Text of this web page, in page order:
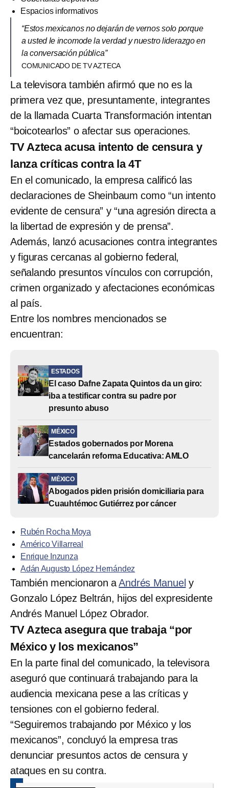
Espacios informativos
“Estos mexicanos no dejarán de vernos solo porque
a usted le incomode la verdad y nuestro liderazgo en
la conversación pública”
COMUNICADO DE TV AZTECA
La televisora también afirmó que no es la
primera vez que, presuntamente, integrantes
de la llamada Cuarta Transformación intentan
“boicotearlos” o afectar sus operaciones.
TV Azteca acusa intento de censura y
lanza críticas contra la 4T
En el comunicado, la empresa calificó las
declaraciones de Sheinbaum como “un intento
evidente de censura” y “una agresión directa a
la libertad de expresión y de prensa”.
Además, lanzó acusaciones contra integrantes
y figuras cercanas al gobierno federal,
señalando presuntos vínculos con corrupción,
crimen organizado y afectaciones económicas
al país.
Entre los nombres mencionados se
encuentran:
ESTADOS
El caso Dafne Zapata Quintos da un giro:
iba a testificar contra su padre por
presunto abuso
MÉXICO
Estados gobernados por Morena
cancelarán reforma Educativa: AMLO
MÉXICO
Abogados piden prisión domiciliaria para
Cuauhtémoc Gutiérrez por cáncer
Rubén Rocha Moya
Américo Villarreal
Enrique Inzunza
Adán Augusto López Hernández
También mencionaron aAndrés Manuel y
Gonzalo López Beltrán, hijos del expresidente
Andrés Manuel López Obrador.
TV Azteca asegura que trabaja “por
México y los mexicanos”
En la parte final del comunicado, la televisora
aseguró que continuará trabajando para la
audiencia mexicana pese a las críticas y
tensiones con el gobierno federal.
“Seguiremos trabajando por México y los
mexicanos”, concluyó la empresa tras
denunciar presuntos actos de censura y
ataques en su contra.